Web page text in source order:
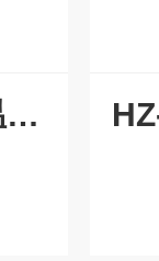
TS-211B大容量恒温摇床